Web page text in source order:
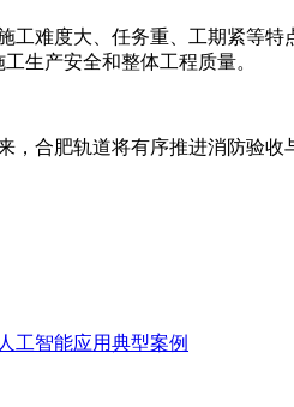
难度大、任务重、工期紧等
生产安全和整体工程质量。
合肥轨道将有序推进消防验
工智能应用典型案例